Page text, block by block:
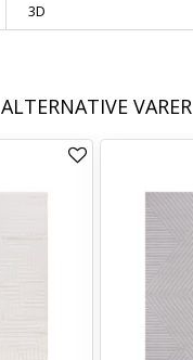
3D
ALTERNATIVE VARER